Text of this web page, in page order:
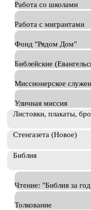
Работа со школами
Работа с мигрантами
Фонд "Рядом Дом"
Библейские
Миссионерское
Уличная миссия
Листовки, плакаты,
Стенгазета (Новое)
Библия
Чтение: "Библия за
Толкование